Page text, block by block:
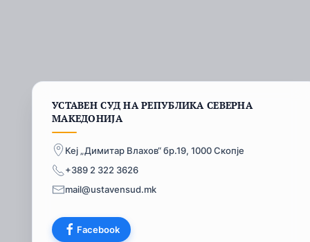
УСТАВЕН СУД НА РЕПУБЛИКА СЕВЕРНА
МАКЕДОНИЈА
Кеј „Димитар Влахов“ бр.19, 1000 Скопје
+389 2 322 3626
mail@ustavensud.mk
Facebook